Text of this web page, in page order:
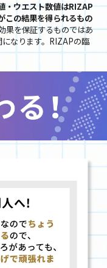
・ウエスト数値はRIZAP
この結果を得られるもの
果を保証するものではあ
なります。RIZAPの臨